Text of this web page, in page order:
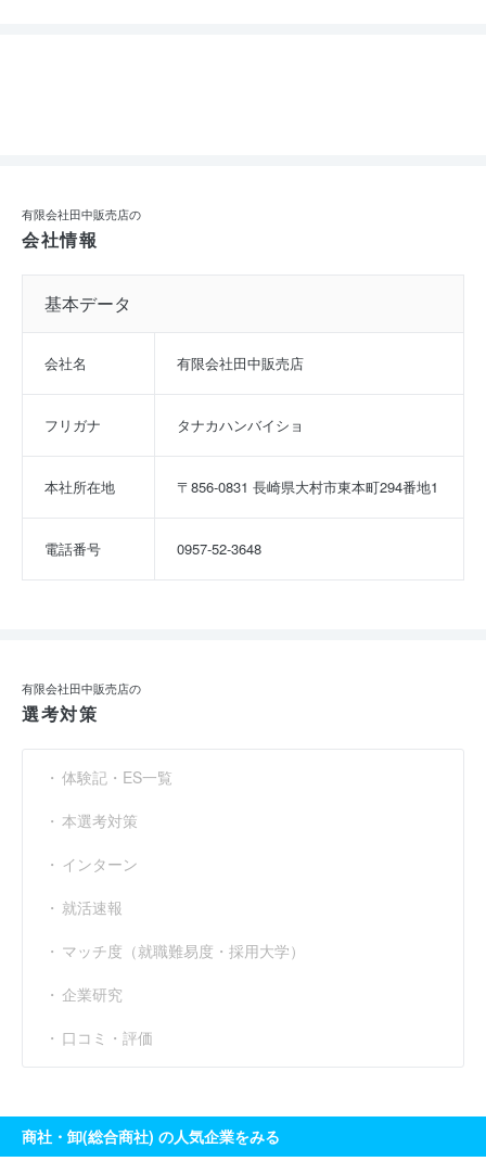
有限会社田中販売店の
会社情報
基本データ
会社名 有限会社田中販売店
フリガナ タナカハンバイショ
本社所在地 〒856-0831 長崎県大村市東本町294番地1
電話番号 0957-52-3648
有限会社田中販売店の
選考対策
体験記・ES一覧
本選考対策
インターン
就活速報
マッチ度（就職難易度・採用大学）
企業研究
口コミ・評価
商社・卸(総合商社) の人気企業をみる